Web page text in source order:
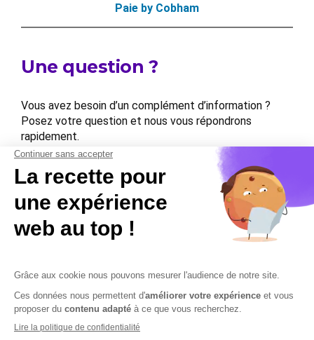
Paie by Cobham
Une question ?
Vous avez besoin d’un complément d’information ?
Posez votre question et nous vous répondrons
rapidement.
Contactez-nous
Contactez-nous Mentions légales
Plan du site
Sécurisation des données
Conditions Générales de Vente et d’Utilisation